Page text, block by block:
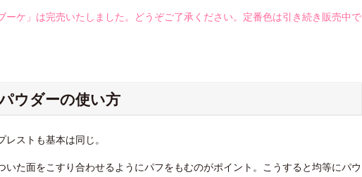
ーケ」は完売いたしました。どうぞご了承ください。定番色は引き続き販売中で
ウダーの使い方
ストも基本は同じ。
た面をこすり合わせるようにパフをもむのがポイント。こうすると均等にパウ